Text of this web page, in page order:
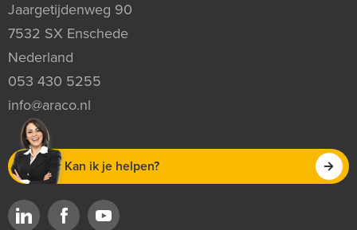
Jaargetijdenweg 90
7532 SX Enschede
Nederland
053 430 5255
info@araco.nl
Kan ik je helpen?